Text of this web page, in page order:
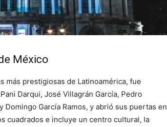
México
más prestigiosas de Latinoamérica, fue
Darqui, José Villagrán García, Pedro
Domingo García Ramos, y abrió sus puertas en
cuadrados e incluye un centro cultural, la